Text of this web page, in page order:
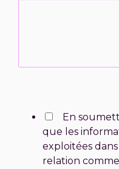
En
que les
exploitées
relation